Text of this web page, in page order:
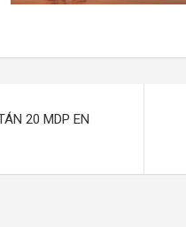
20 MDP EN